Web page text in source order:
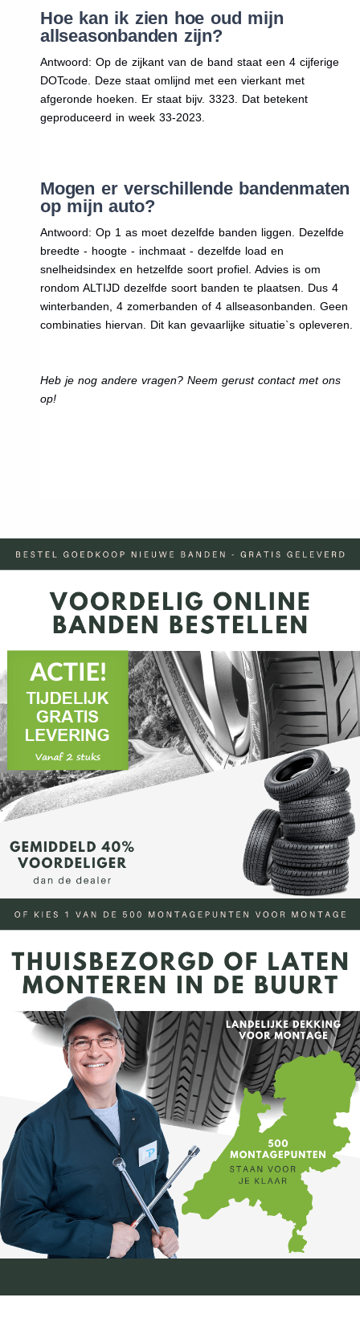
Hoe kan ik zien hoe oud mijn
allseasonbanden zijn?
Antwoord: Op de zijkant van de band staat een 4 cijferige
DOTcode. Deze staat omlijnd met een vierkant met
afgeronde hoeken. Er staat bijv. 3323. Dat betekent
geproduceerd in week 33-2023.
Mogen er verschillende bandenmaten
op mijn auto?
Antwoord: Op 1 as moet dezelfde banden liggen. Dezelfde
breedte - hoogte - inchmaat - dezelfde load en
snelheidsindex en hetzelfde soort profiel. Advies is om
rondom ALTIJD dezelfde soort banden te plaatsen. Dus 4
winterbanden, 4 zomerbanden of 4 allseasonbanden. Geen
combinaties hiervan. Dit kan gevaarlijke situatie`s opleveren.
Heb je nog andere vragen? Neem gerust contact met ons
op!